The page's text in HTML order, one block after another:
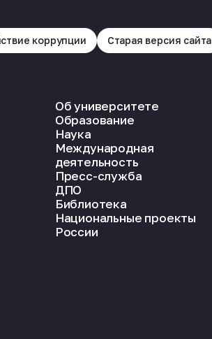
коррупции Старая версия сайта
Об университете
Образование
Наука
Международная
деятельность
Пресс-служба
ДПО
Библиотека
Национальные проекты
России